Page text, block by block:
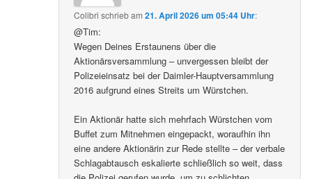
Colibri schriebam21. April 2026 um 05:44 Uhr:
@Tim:
Wegen Deines Erstaunens über die
Aktionärsversammlung – unvergessen bleibt der
Polizeieinsatz bei der Daimler-Hauptversammlung
2016 aufgrund eines Streits um Würstchen.
Ein Aktionär hatte sich mehrfach Würstchen vom
Buffet zum Mitnehmen eingepackt, woraufhin ihn
eine andere Aktionärin zur Rede stellte – der verbale
Schlagabtausch eskalierte schließlich so weit, dass